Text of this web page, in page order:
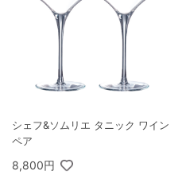
シェフ&ソムリエ タニック ワイン
ペア
8,800円